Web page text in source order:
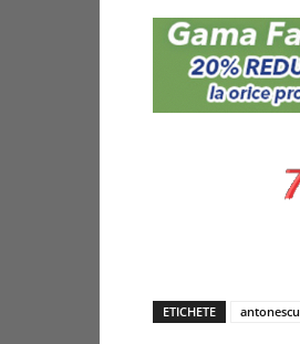
ETICHETE antonescu